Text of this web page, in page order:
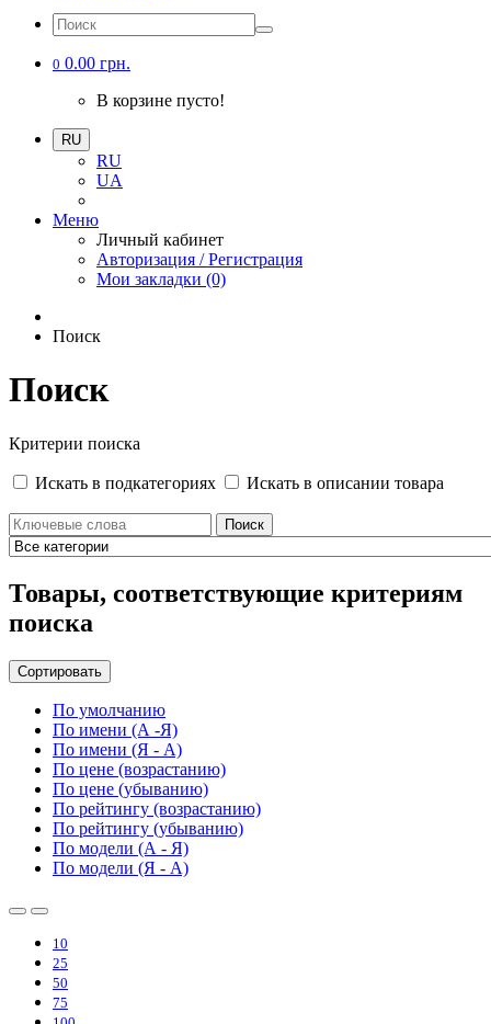
0 0.00 грн.
В корзине пусто!
RU
RU
UA
Меню
Личный кабинет
Авторизация / Регистрация
Мои закладки (0)
Поиск
Поиск
Критерии поиска
Искать в подкатегориях Искать в описании товара
Товары, соответствующие критериям
поиска
Сортировать
По умолчанию
По имени (А -Я)
По имени (Я - А)
По цене (возрастанию)
По цене (убыванию)
По рейтингу (возрастанию)
По рейтингу (убыванию)
По модели (А - Я)
По модели (Я - А)
10
25
50
75